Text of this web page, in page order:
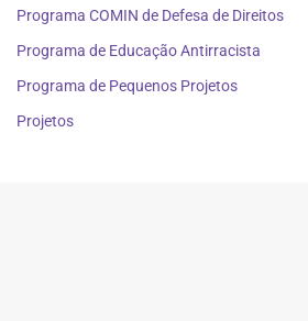
Programa COMIN de Defesa de Direitos
Programa de Educação Antirracista
Programa de Pequenos Projetos
Projetos